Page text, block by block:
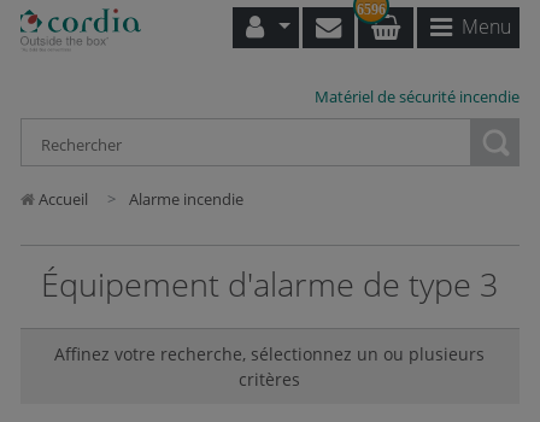
6596
Menu
Matériel de sécurité incendie
Accueil Alarme incendie
Équipement d'alarme de type 3
Affinez votre recherche, sélectionnez un ou plusieurs
critères